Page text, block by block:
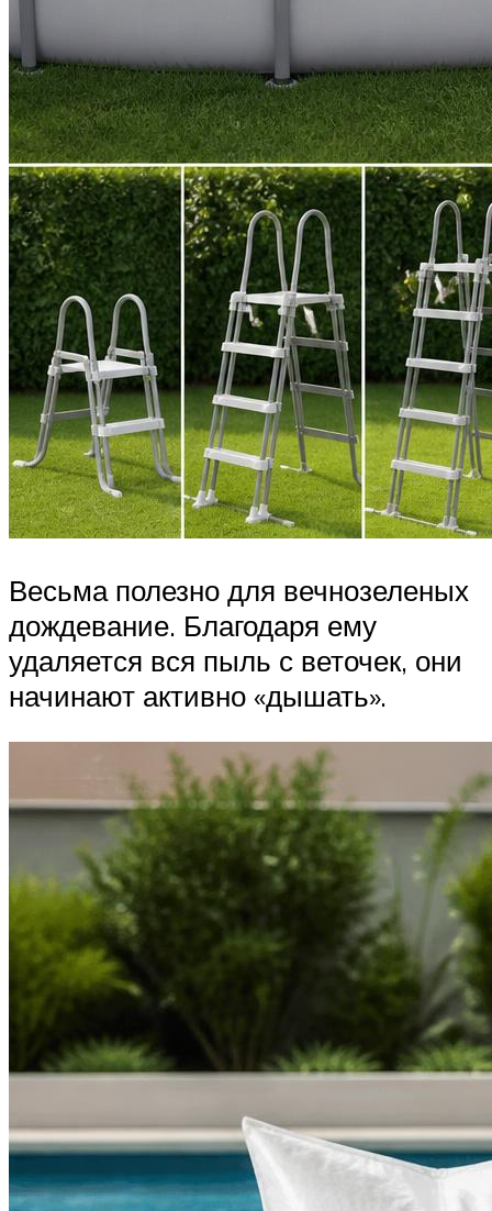
Весьма полезно для вечнозеленых
дождевание. Благодаря ему
удаляется вся пыль с веточек, они
начинают активно «дышать».